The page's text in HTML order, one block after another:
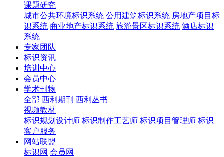
课题研究
城市公共环境标识系统 公用建筑标识系统 房地产项目标
识系统 商业地产标识系统 旅游景区标识系统 酒店标识
系统
专家团队
标识资讯
培训中心
会员中心
学术刊物
全部 西利期刊 西利丛书
视频教材
标识规划设计师 标识制作工艺师 标识项目管理师 标识
客户服务
网站联盟
标识网 会员网